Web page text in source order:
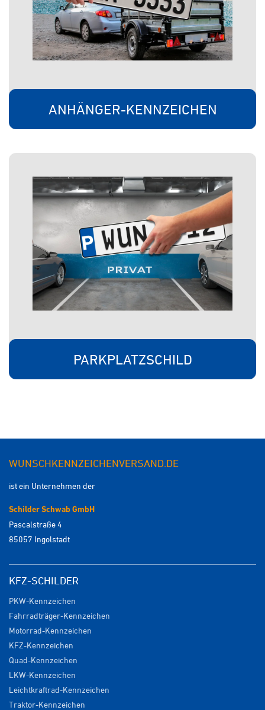
ANHÄNGER-KENNZEICHEN
PARKPLATZSCHILD
WUNSCHKENNZEICHENVERSAND.DE
ist ein Unternehmen der
Schilder Schwab GmbH
Pascalstraße 4
85057 Ingolstadt
KFZ-SCHILDER
PKW-Kennzeichen
Fahrradträger-Kennzeichen
Motorrad-Kennzeichen
KFZ-Kennzeichen
Quad-Kennzeichen
LKW-Kennzeichen
Leichtkraftrad-Kennzeichen
Traktor-Kennzeichen